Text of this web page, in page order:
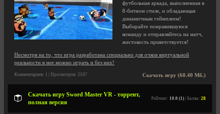
футбольная аркада, выполненная в
8-битном стиле, и обладающая
динамичным геймплеем!
Выбирайте понравившуюся
команду и отправляйтесь на матч,
жестокость приветствуется!
Несмотря на то, что игра разработана специально для очков виртуальной
реальности в нее можно играть и без них!
Скачать игру (60.40 Мб.)
Комментариев: 1 | Просмотров: 2597
Скачать игру Sword Master VR - торрент,
полная версия
Рейтинг: 10.0 (1) | Баллы: 28